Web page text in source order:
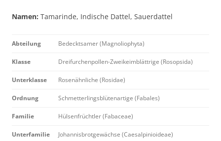
Namen: Tamarinde, Indische Dattel, Sauerdattel
Abteilung Bedecktsamer (Magnoliophyta)
Klasse Dreifurchenpollen-Zweikeimblättrige (Rosopsida)
Unterklasse Rosenähnliche (Rosidae)
Ordnung Schmetterlingsblütenartige (Fabales)
Familie Hülsenfrüchtler (Fabaceae)
Unterfamilie Johannisbrotgewächse (Caesalpinioideae)